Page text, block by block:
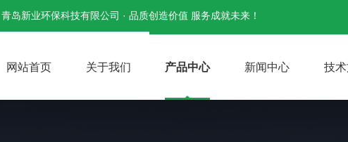
青岛新业环保科技有限公司 · 品质创造价值 服务成就未来！
网站首页 关于我们 产品中心 新闻中心 技